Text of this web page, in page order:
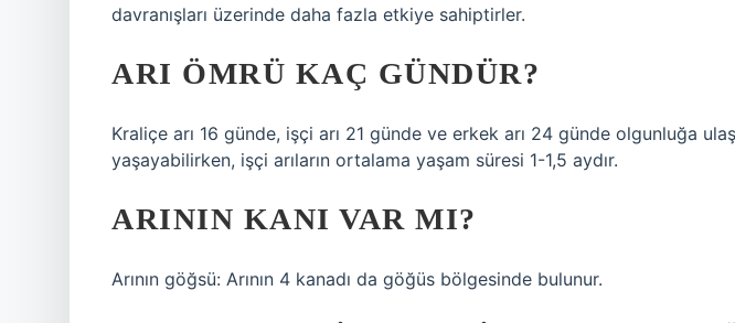
davranışları üzerinde daha fazla etkiye sahiptirler.
ARI ÖMRÜ KAÇ GÜNDÜR?
Kraliçe arı 16 günde, işçi arı 21 günde ve erkek arı 24 günde olgunluğa
yaşayabilirken, işçi arıların ortalama yaşam süresi 1-1,5 aydır.
ARININ KANI VAR MI?
Arının göğsü: Arının 4 kanadı da göğüs bölgesinde bulunur.